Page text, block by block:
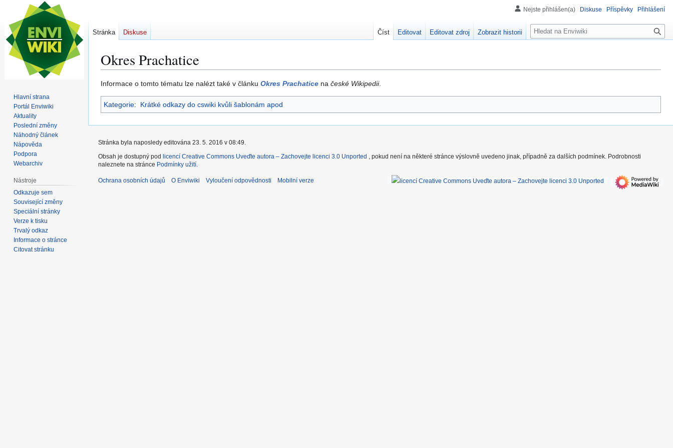
Okres Prachatice
Skočit
na
navigaci
Skočit
na
vyhledávání
Informace o tomto tématu lze nalézt také v článku Okres Prachatice na české Wikipedii.
Kategorie: Krátké odkazy do cswiki kvůli šablonám apod
Nejste přihlášen(a) Diskuse Příspěvky Přihlášení
Stránka Diskuse Číst Editovat Editovat zdroj Zobrazit historii
H
l
á
í
Hlavní strana
Portál Enviwiki
Aktuality
Poslední změny
Náhodný článek
Nápověda
Podpora
Webarchiv
Nástroje
Odkazuje sem
Související změny
Speciální stránky
Verze k tisku
Trvalý odkaz
Informace o stránce
Citovat stránku
Stránka byla naposledy editována 23. 5. 2016 v 08:49.
Obsah je dostupný pod licencí Creative Commons Uveďte autora – Zachovejte licenci 3.0 Unported , pokud není na některé stránce výslovně uvedeno jinak, případně za dalších podmínek. Podrobnosti
naleznete na stránce Podmínky užití.
Ochrana osobních údajů O Enviwiki Vyloučení odpovědnosti Mobilní verze